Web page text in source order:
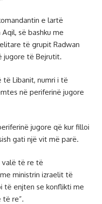
e lartë
së bashku me
të grupit Radwan
jugore të Bejrutit.
të Libanit, numri i të
në periferinë jugore
jugore që kur filloi
gati një vit më parë.
valë të re të
ministrin izraelit të
të enjten se konflikti me
të re”.